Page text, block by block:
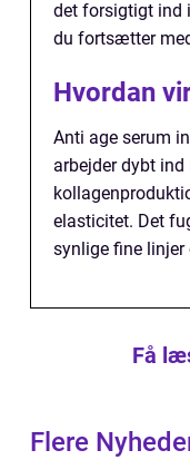
det forsigtigt ind
du fortsætter
Hvordan
Anti age serum
arbejder dybt
elasticitet. Det
synlige fine linjer
Få
Flere